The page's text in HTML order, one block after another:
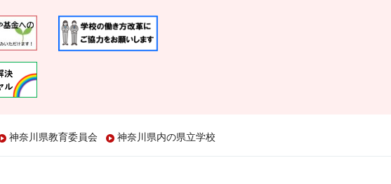
神奈川県教育委員会 神奈川県内の県立学校